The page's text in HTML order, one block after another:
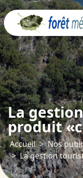
La
produit
Accueil Nos
Panneau de gestion